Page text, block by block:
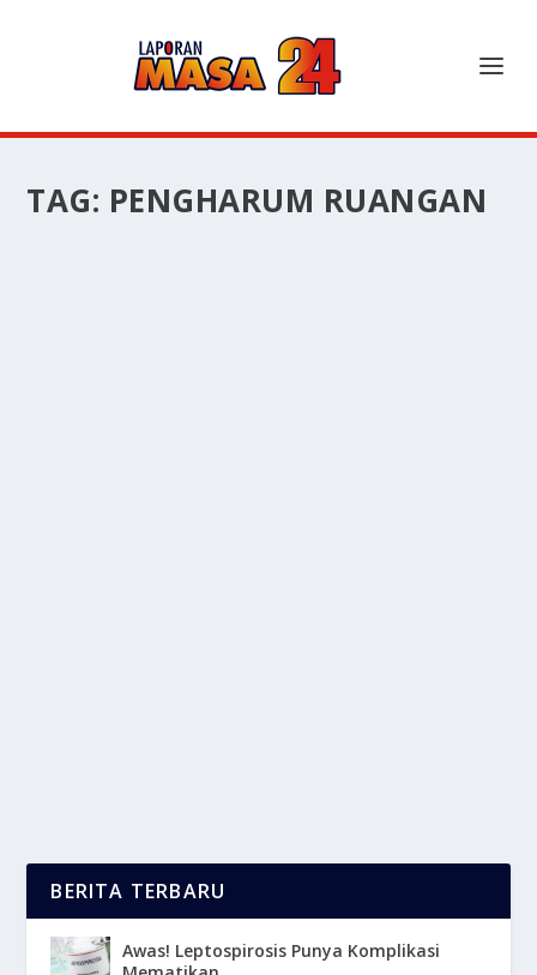
TAG: PENGHARUM RUANGAN
BERITA TERBARU
Awas! Leptospirosis Punya Komplikasi